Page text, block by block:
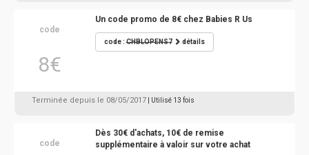
code
8€
Un code promo de 8€ chez Babies R Us
code :CHBLOPENS7 détails
Terminée depuis le 08/05/2017 | Utilisé 13 fois
code
Dès 30€ d'achats, 10€ de remise
supplémentaire à valoir sur votre achat